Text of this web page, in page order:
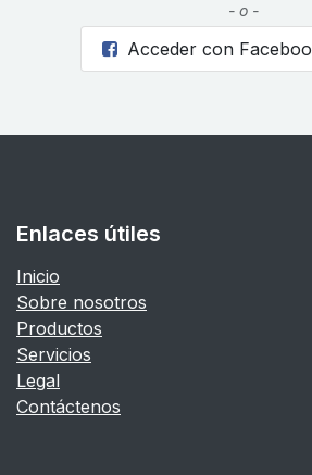
- o -
Acceder con
Enlaces útiles
Inicio
Sobre nosotros
Productos
Servicios
Legal
Contáctenos